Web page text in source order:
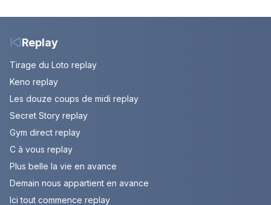
10 août 2026 (spoiler)
Replay
Tirage du Loto replay
Keno replay
Les douze coups de midi replay
Secret Story replay
Gym direct replay
C à vous replay
Plus belle la vie en avance
Demain nous appartient en avance
Ici tout commence replay